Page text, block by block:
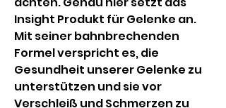
Insight Produkt für Gelenke an.
Mit seiner bahnbrechenden
Formel verspricht es, die
Gesundheit unserer Gelenke zu
unterstützen und sie vor
Verschleiß und Schmerzen zu